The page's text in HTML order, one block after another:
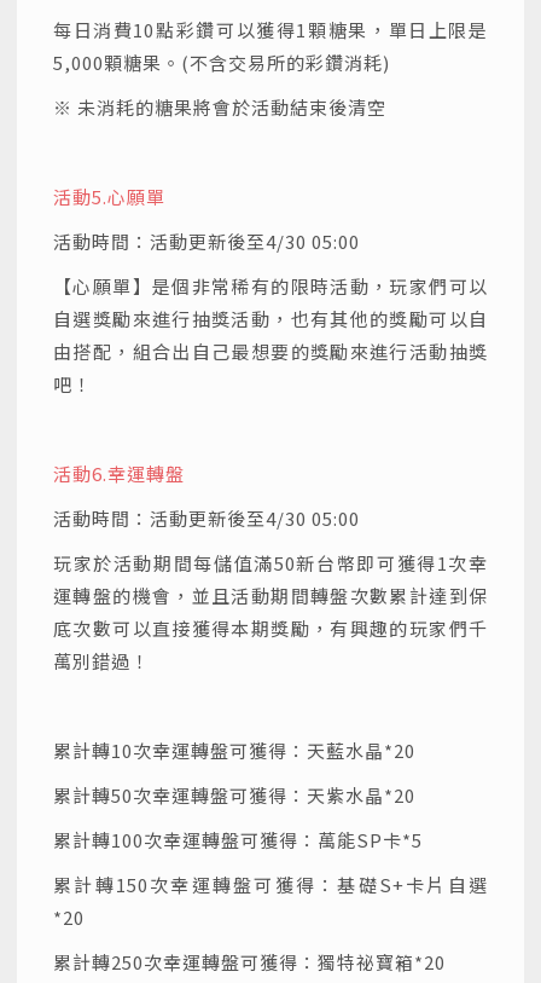
每日消費10點彩鑽可以獲得1顆糖果，單日上限是
5,000顆糖果。(不含交易所的彩鑽消耗)
※ 未消耗的糖果將會於活動結束後清空
活動5.心願單
活動時間：活動更新後至4/30 05:00
【心願單】是個非常稀有的限時活動，玩家們可以
自選獎勵來進行抽獎活動，也有其他的獎勵可以自
由搭配，組合出自己最想要的獎勵來進行活動抽獎
吧！
活動6.幸運轉盤
活動時間：活動更新後至4/30 05:00
玩家於活動期間每儲值滿50新台幣即可獲得1次幸
運轉盤的機會，並且活動期間轉盤次數累計達到保
底次數可以直接獲得本期獎勵，有興趣的玩家們千
萬別錯過！
累計轉10次幸運轉盤可獲得：天藍水晶*20
累計轉50次幸運轉盤可獲得：天紫水晶*20
累計轉100次幸運轉盤可獲得：萬能SP卡*5
累計轉150次幸運轉盤可獲得：基礎S+卡片自選
*20
累計轉250次幸運轉盤可獲得：獨特祕寶箱*20